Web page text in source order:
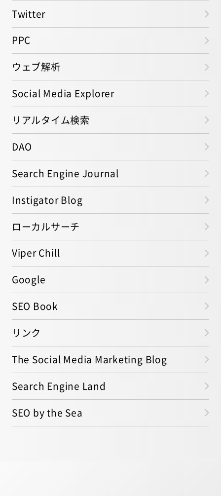
Twitter
PPC
ウェブ解析
Social Media Explorer
リアルタイム検索
DAO
Search Engine Journal
Instigator Blog
ローカルサーチ
Viper Chill
Google
SEO Book
リンク
The Social Media Marketing Blog
Search Engine Land
SEO by the Sea